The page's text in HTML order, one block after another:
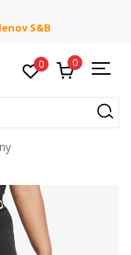
S&B
0 0